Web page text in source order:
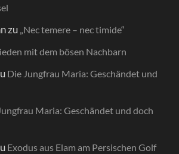
zu „Nec temere – nec timide“
mit dem bösen Nachbarn
Die Jungfrau Maria: Geschändet und
Maria: Geschändet und doch
Exodus aus Elam am Persischen Golf